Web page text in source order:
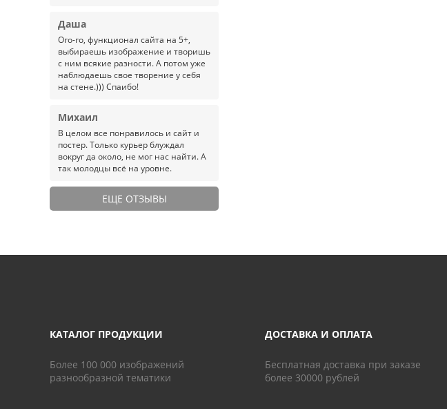
Даша
Ого-го, функционал сайта на 5+,
выбираешь изображение и творишь
с ним всякие разности. А потом уже
наблюдаешь свое творение у себя
на стене.))) Спаибо!
Михаил
В целом все понравилось и сайт и
постер. Только курьер блуждал
вокруг да около, не мог нас найти. А
так молодцы всё на уровне.
ЕЩЕ ОТЗЫВЫ
КАТАЛОГ ПРОДУКЦИИ
Более 100 000 изображений
разнообразной тематики
ДОСТАВКА И ОПЛАТА
Бесплатная доставка при заказе
более 30000 рублей